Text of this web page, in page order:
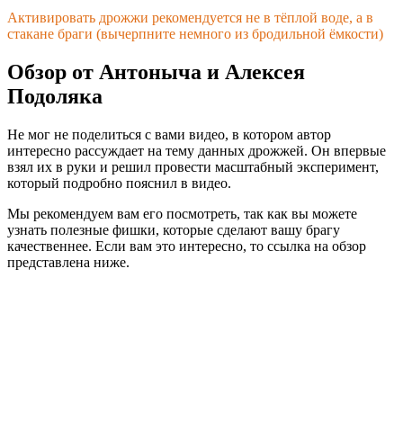
Активировать дрожжи рекомендуется не в тёплой воде, а в
стакане браги (вычерпните немного из бродильной ёмкости)
Обзор от Антоныча и Алексея
Подоляка
Не мог не поделиться с вами видео, в котором автор
интересно рассуждает на тему данных дрожжей. Он впервые
взял их в руки и решил провести масштабный эксперимент,
который подробно пояснил в видео.
Мы рекомендуем вам его посмотреть, так как вы можете
узнать полезные фишки, которые сделают вашу брагу
качественнее. Если вам это интересно, то ссылка на обзор
представлена ниже.